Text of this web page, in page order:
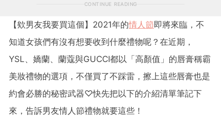
CONTINUE READING
【欸男友我要買這個】2021年的情人節即將來臨，不
知道女孩們有沒有想要收到什麼禮物呢？在近期，
YSL、嬌蘭、蘭蔻與GUCCI都以「高顏值」的唇膏稱霸
美妝禮物的選項，不僅買了不踩雷，擦上這些唇膏也是
約會必勝的秘密武器♡快先把以下的介紹清單筆記下
來，告訴男友情人節禮物就要這些！